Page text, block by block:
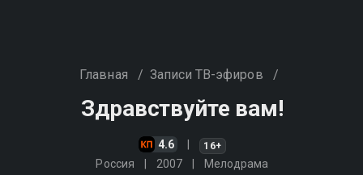
Главная / Записи ТВ-эфиров /
Здравствуйте вам!
4.6 16+
Россия 2007 Мелодрама